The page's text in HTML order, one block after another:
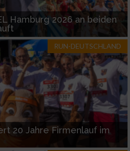
Hamburg 2026 an beiden
RUN-DEUTSCHLAND
20 Jahre Firmenlauf im